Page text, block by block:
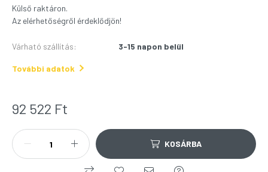
Külső raktáron.
Az elérhetőségről érdeklődjön!
Várható szállítás: 3-15 napon belül
További adatok
92 522 Ft
KOSÁRBA